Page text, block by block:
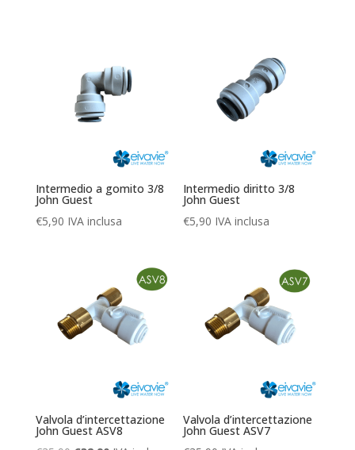
Intermedio a gomito 3/8
John Guest
€5,90 IVA inclusa
Intermedio diritto 3/8
John Guest
€5,90 IVA inclusa
Valvola d’intercettazione
John Guest ASV8
Valvola d’intercettazione
John Guest ASV7